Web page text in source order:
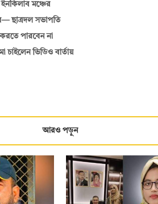
ইনকিলাব মঞ্চের
ছাত্রদল সভাপতি
পারবেন না
চাইলেন ভিডিও বার্তায়
আরও পড়ুন